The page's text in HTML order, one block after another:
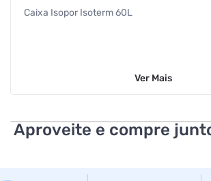
Caixa Isopor Isoterm 60L
Ver Mais
Aproveite e compre